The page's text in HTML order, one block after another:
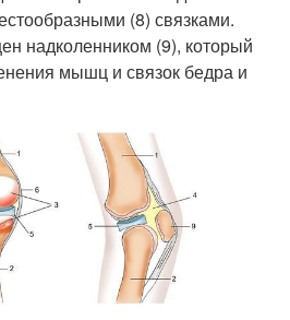
(8) связками.
надколенником (9), который
мышц и связок бедра и